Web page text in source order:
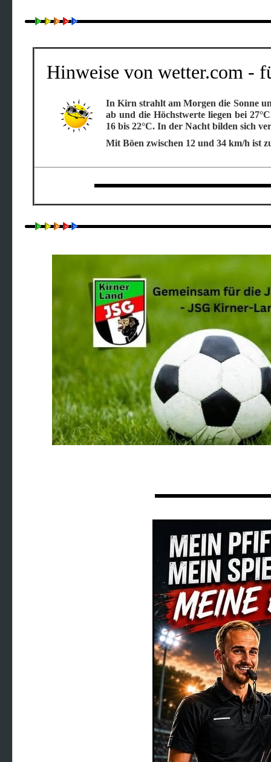
Hinweise von wetter.com -
In Kirn strahlt am Morgen die Sonne
ab und die Höchstwerte liegen bei
16 bis 22°C. In der Nacht bilden sich
Mit Böen zwischen 12 und 34 km/h ist